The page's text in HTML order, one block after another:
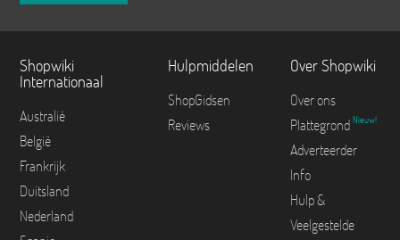
Shopwiki
Internationaal
Australië
België
Frankrijk
Duitsland
Nederland
Hulpmiddelen
ShopGidsen
Reviews
Over Shopwiki
Over ons
Plattegrond Nieuw!
Adverteerder
Info
Hulp &
Veelgestelde